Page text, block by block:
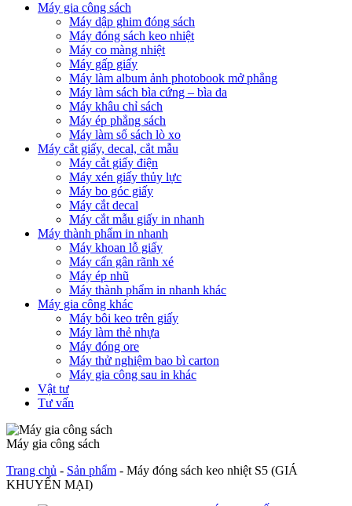
Máy gia công sách
Máy dập ghim đóng sách
Máy đóng sách keo nhiệt
Máy co màng nhiệt
Máy gấp giấy
Máy làm album ảnh photobook mở phẳng
Máy làm sách bìa cứng – bìa da
Máy khâu chỉ sách
Máy ép phẳng sách
Máy làm sổ sách lò xo
Máy cắt giấy, decal, cắt mẫu
Máy cắt giấy điện
Máy xén giấy thủy lực
Máy bo góc giấy
Máy cắt decal
Máy cắt mẫu giấy in nhanh
Máy thành phẩm in nhanh
Máy khoan lỗ giấy
Máy cấn gân rãnh xé
Máy ép nhũ
Máy thành phẩm in nhanh khác
Máy gia công khác
Máy bôi keo trên giấy
Máy làm thẻ nhựa
Máy đóng ore
Máy thử nghiệm bao bì carton
Máy gia công sau in khác
Vật tư
Tư vấn
Máy gia công sách
Trang chủ - Sản phẩm - Máy đóng sách keo nhiệt S5 (GIÁ
KHUYẾN MẠI)